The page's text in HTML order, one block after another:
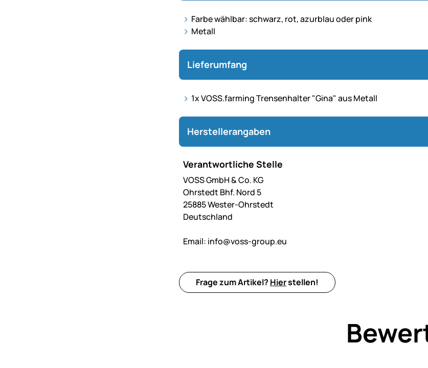
Farbe wählbar: schwarz, rot, azurblau oder pink
Metall
Lieferumfang
1x VOSS.farming Trensenhalter "Gina" aus Metall
Herstellerangaben
Verantwortliche Stelle
VOSS GmbH & Co. KG
Ohrstedt Bhf. Nord 5
25885 Wester-Ohrstedt
Deutschland
Email: info@voss-group.eu
Frage zum Artikel? Hierstellen!